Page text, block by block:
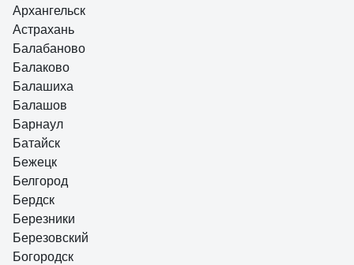
Архангельск
Астрахань
Балабаново
Балаково
Балашиха
Балашов
Барнаул
Батайск
Бежецк
Белгород
Бердск
Березники
Березовский
Богородск